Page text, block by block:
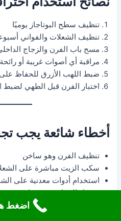
تنظيف سطح البوتاجاز يوميًا
تنظيف الشعلات والفواني
مسح باب الفرن والزجاج
مراقبة أي أصوات غريبة أو رائحة
ضبط اللهب الأزرق للحفاظ على
اختبار الفرن قبل الطهي لضبط
أخطاء شائعة يجب
تنظيف الفرن وهو ساخن
سكب الزيت مباشرة على
استخدام أدوات معدنية على
تشغيل الجهاز بدون مراقبة
تجاهل أي رائحة غاز أو صوت
اضغط